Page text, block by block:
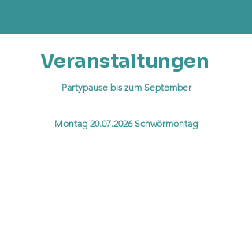
Veranstaltungen
Partypause bis zum September
Montag 20.07.2026Schwörmontag